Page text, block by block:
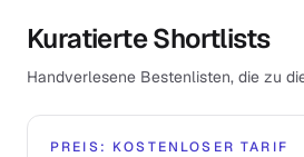
Kuratierte Shortlists
Handverlesene Bestenlisten, die zu
PREIS: KOSTENLOSER TARIF